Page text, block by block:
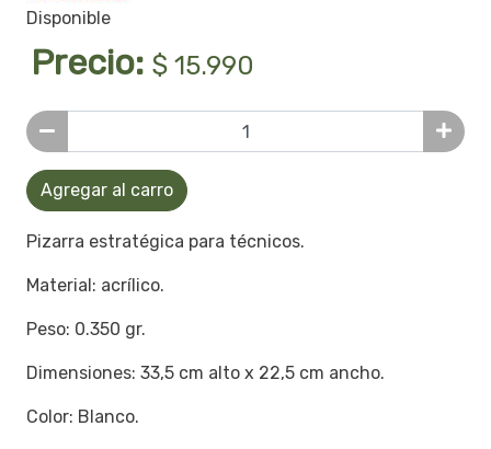
Disponible
Precio: $ 15.990
Agregar al carro
Pizarra estratégica para técnicos.
Material: acrílico.
Peso: 0.350 gr.
Dimensiones: 33,5 cm alto x 22,5 cm ancho.
Color: Blanco.